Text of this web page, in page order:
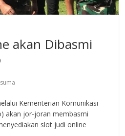
akan Dibasmi
Kementerian Komunikasi
akan jor-joran membasmi
slot judi online